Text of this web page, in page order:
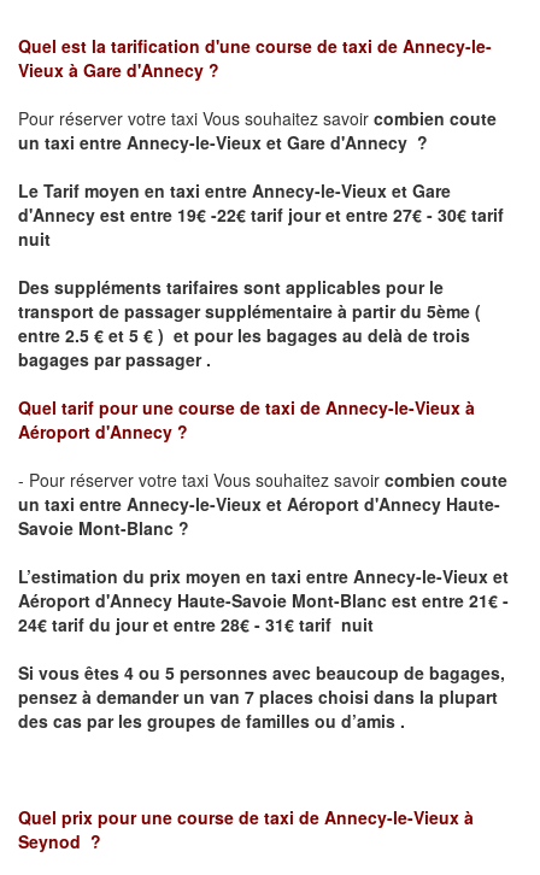
Quel est la tarification d'une course de taxi de Annecy-le-
Vieux à Gare d'Annecy ?
Pour réserver votre taxi Vous souhaitez savoir combien coute
un taxi entre Annecy-le-Vieux et Gare d'Annecy ?
Le Tarif moyen en taxi entre Annecy-le-Vieux et Gare
d'Annecy est entre 19€ -22€ tarif jour et entre 27€ - 30€ tarif
nuit
Des suppléments tarifaires sont applicables pour le
transport de passager supplémentaire à partir du 5ème (
entre 2.5 € et 5 € ) et pour les bagages au delà de trois
bagages par passager .
Quel tarif pour une course de taxi de Annecy-le-Vieux à
Aéroport d'Annecy ?
- Pour réserver votre taxi Vous souhaitez savoir combien coute
un taxi entre Annecy-le-Vieux et Aéroport d'Annecy Haute-
Savoie Mont-Blanc ?
L’estimation du prix moyen en taxi entre Annecy-le-Vieux et
Aéroport d'Annecy Haute-Savoie Mont-Blanc est entre 21€ -
24€ tarif du jour et entre 28€ - 31€ tarif nuit
Si vous êtes 4 ou 5 personnes avec beaucoup de bagages,
pensez à demander un van 7 places choisi dans la plupart
des cas par les groupes de familles ou d’amis .
Quel prix pour une course de taxi de Annecy-le-Vieux à
Seynod ?